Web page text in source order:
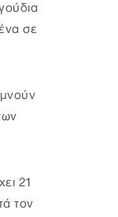
σε
21
τον